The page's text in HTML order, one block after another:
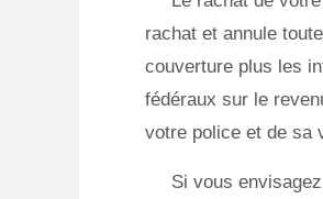
rachat et annule
couverture plus les
fédéraux sur le
votre police et de sa
Si vous